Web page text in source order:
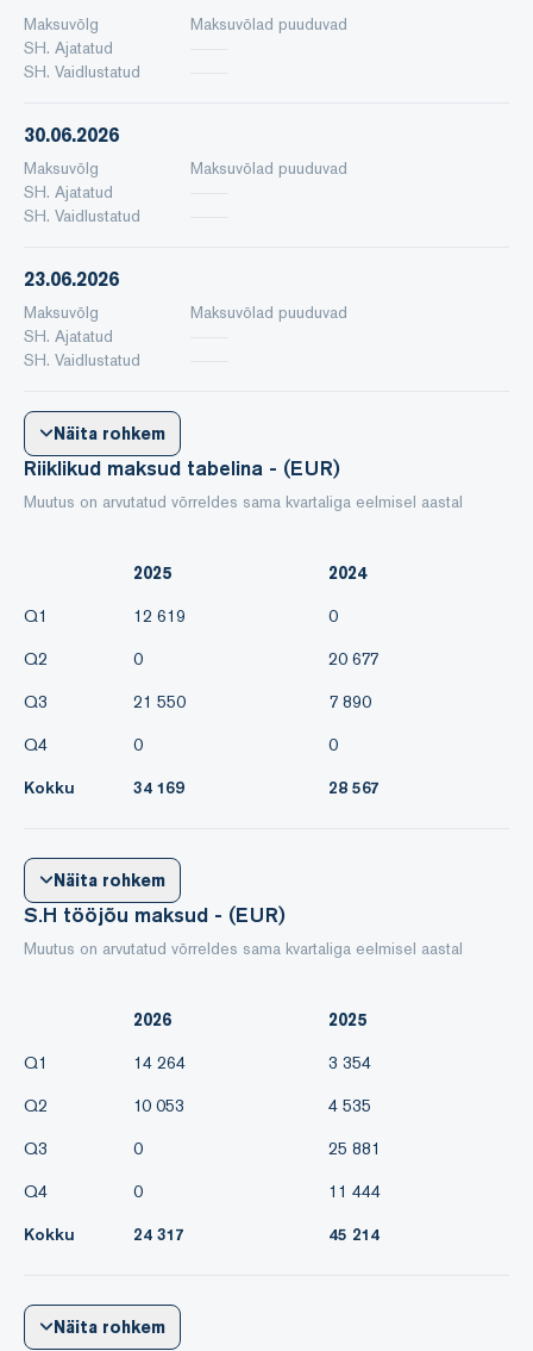
Maksuvõlg
Maksuvõlad puuduvad
SH. Ajatatud
SH. Vaidlustatud
30.06.2026
Maksuvõlg
Maksuvõlad puuduvad
SH. Ajatatud
SH. Vaidlustatud
23.06.2026
Maksuvõlg
Maksuvõlad puuduvad
SH. Ajatatud
SH. Vaidlustatud
Näita rohkem
Riiklikud maksud tabelina - (EUR)
Muutus on arvutatud võrreldes sama kvartaliga eelmisel aastal
2025
2024
Q1
12 619
0
Q2
0
20 677
Q3
21 550
7 890
Q4
0
0
Kokku
34 169 28 567
Näita rohkem
S.H tööjõu maksud - (EUR)
Muutus on arvutatud võrreldes sama kvartaliga eelmisel aastal
2026
2025
Q1
14 264
3 354
Q2
10 053
4 535
Q3
0
25 881
Q4
0
11 444
Kokku
24 317 45 214
Näita rohkem